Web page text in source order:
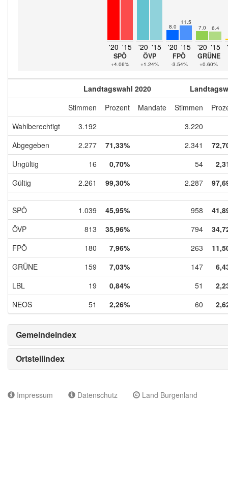
'20 '15
SPÖ
+4.06%
'20 '15
ÖVP
+1.24%
8.0
11.5
'20 '15
FPÖ
-3.54%
7.0 6.4
'20 '15
GRÜNE
+0.60%
Landtagswahl 2020
Stimmen
Prozent Mandate Stimmen
Wahlberechtigt
3.192
3.220
Abgegeben
2.277 71,33% 2.341
Ungültig
16 0,70% 54
Gültig
2.261 99,30% 2.287
SPÖ 1.039 45,95% 958
ÖVP
813 35,96% 794
FPÖ
180 7,96% 263
GRÜNE
159 7,03% 147
LBL
19 0,84% 51
NEOS
51 2,26% 60
Gemeindeindex
Ortsteilindex
Impressum Datenschutz Land Burgenland